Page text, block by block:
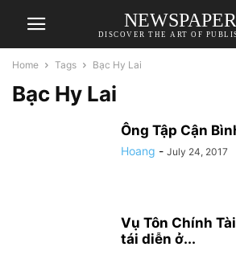
NEWSPAPER
DISCOVER THE ART OF
Home Tags Bạc Hy Lai
Bạc Hy Lai
Ông Tập Cận
Hoang - July 24, 2017
Vụ Tôn Chính
tái diễn ở...